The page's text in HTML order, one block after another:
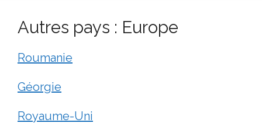
Autres pays : Europe
Roumanie
Géorgie
Royaume-Uni